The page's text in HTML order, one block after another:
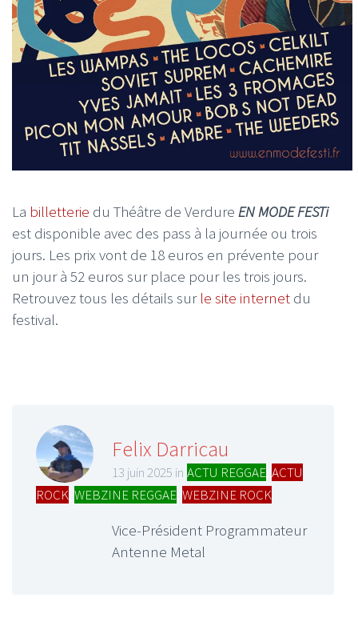
La billetterie du Théâtre de Verdure EN MODE FESTi
est disponible avec des pass à la journée ou trois
jours. Les prix vont de 18 euros en prévente pour
un jour à 52 euros sur place pour les trois jours.
Retrouvez tous les détails sur le site internet du
festival.
Felix Darricau
13 juin 2025 in ACTU REGGAE ACTU
ROCK WEBZINE REGGAE WEBZINE ROCK
Vice-Président Programmateur
Antenne Metal